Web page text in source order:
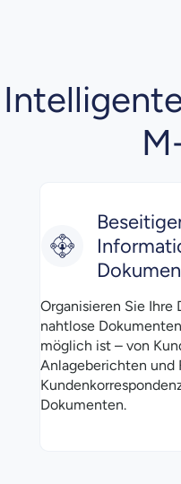
Organisieren Sie Ihre
nahtlose
möglich ist – von
Anlageberichten und
Dokumenten.